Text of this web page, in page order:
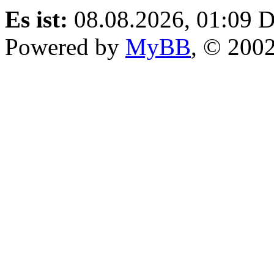
Es ist: 08.08.2026, 01:09
Powered by MyBB, ©